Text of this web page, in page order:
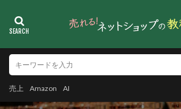
売上 Amazon AI